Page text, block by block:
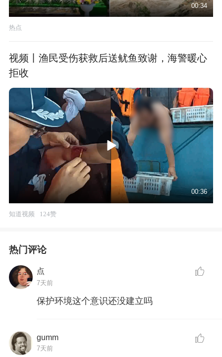
00:34
热点
视频丨渔民受伤获救后送鱿鱼致谢，海警暖心
拒收
00:36
知道视频 124赞
热门评论
点
7天前
保护环境这个意识还没建立吗
gumm
7天前